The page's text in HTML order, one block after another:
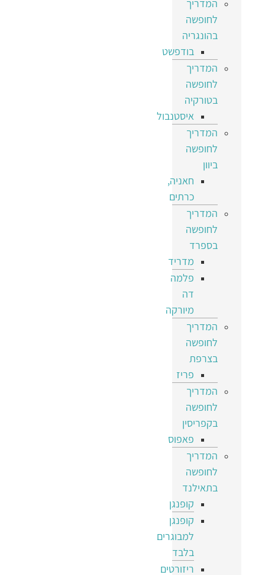
המדריך
לחופשה
בהונגריה
בודפשט
המדריך
לחופשה
בטורקיה
איסטנבול
המדריך
לחופשה
ביוון
חאניה,
כרתים
המדריך
לחופשה
בספרד
מדריד
פלמה
דה
מיורקה
המדריך
לחופשה
בצרפת
פריז
המדריך
לחופשה
בקפריסין
פאפוס
המדריך
לחופשה
בתאילנד
קופנגן
קופנגן
למבוגרים
בלבד
ריזורטים